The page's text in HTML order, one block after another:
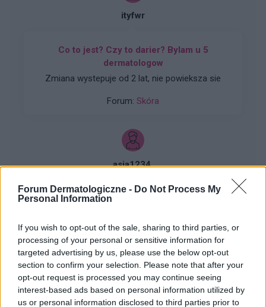
Forum Dermatologiczne - Do Not Process My
Personal Information
If you wish to opt-out of the sale, sharing to third parties, or
processing of your personal or sensitive information for
targeted advertising by us, please use the below opt-out
section to confirm your selection. Please note that after your
opt-out request is processed you may continue seeing
interest-based ads based on personal information utilized by
us or personal information disclosed to third parties prior to
ityfwr
Co to jest? Czy to darier? Bylam u 5
dermatologow
Zmiana wystepuje od 2 lat, nie powieksza sie
Forum: Skóra
asia1234.
Czy to czerniak
Forum:Skóra
gość